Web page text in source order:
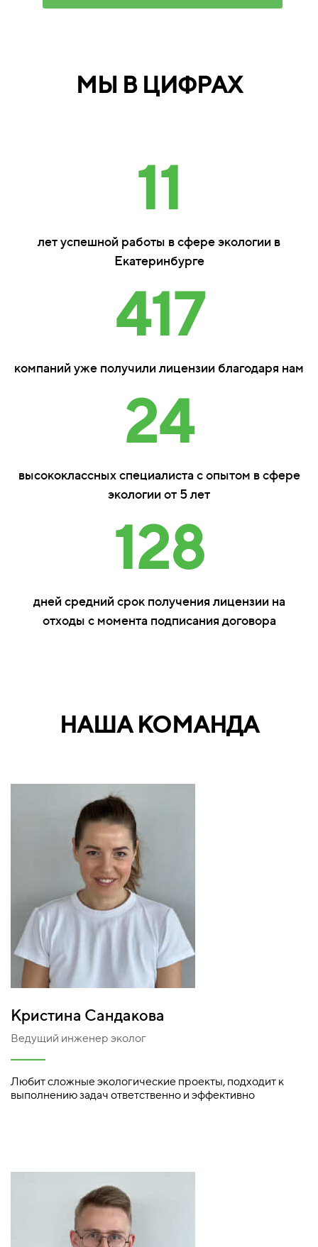
МЫ В ЦИФРАХ
11
лет успешной работы в сфере экологии в
Екатеринбурге
417
компаний уже получили лицензии благодаря нам
24
высококлассных специалиста с опытом в сфере
экологии от 5 лет
128
дней средний срок получения лицензии на
отходы с момента подписания договора
НАША КОМАНДА
Кристина Сандакова
Ведущий инженер эколог
Любит сложные экологические проекты, подходит к
выполнению задач ответственно и эффективно